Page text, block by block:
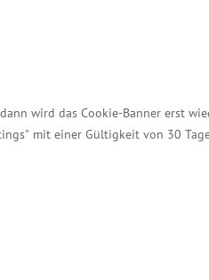
wird das Cookie-Banner erst
mit einer Gültigkeit von 30
und den
und Neuheiten
und Jugendliche bis
wochentags